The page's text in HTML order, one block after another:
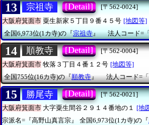
13 宗祖寺 [Detail]
[〒562-0024]
大阪府箕面市 粟生新家５丁目９番４５号 [地図等]
全国6,973位(1カ寺)の『宗祖寺』 法人コード=
14 順教寺 [Detail]
[〒562-0004]
大阪府箕面市 牧落３丁目４番１２号 [地図等]
全国755位(16カ寺)の『順教寺』 法人コード=
15 勝尾寺 [Detail]
[〒562-0021]
大阪府箕面市 大字粟生間谷２９１４番地の１ [地
宗派名=『高野山真言宗』
全国6,973位(1カ寺)の『